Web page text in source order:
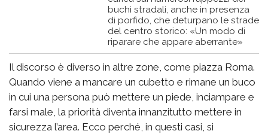
buchi stradali, anche in presenza
di porfido, che deturpano le strade
del centro storico: «Un modo di
riparare che appare aberrante»
Il discorso è diverso in altre zone, come piazza Roma.
Quando viene a mancare un cubetto e rimane un buco
in cui una persona può mettere un piede, inciampare e
farsi male, la priorità diventa innanzitutto mettere in
sicurezza l’area. Ecco perché, in questi casi, si